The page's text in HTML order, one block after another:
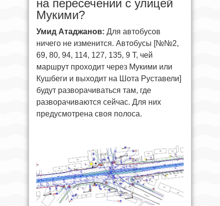
на пересечении с улицей
Мукими?
Умид Атаджанов: Для автобусов
ничего не изменится. Автобусы [№№2,
69, 80, 94, 114, 127, 135, 9 Т, чей
маршрут проходит через Мукими или
Кушбеги и выходит на Шота Руставели]
будут разворачиваться там, где
разворачиваются сейчас. Для них
предусмотрена своя полоса.